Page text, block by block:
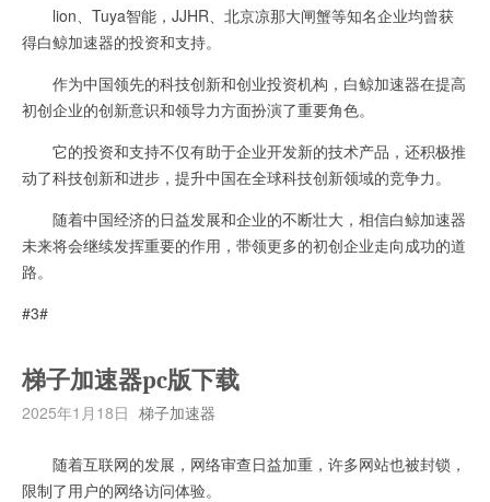
lion、Tuya智能，JJHR、北京凉那大闸蟹等知名企业均曾获
得白鲸加速器的投资和支持。
作为中国领先的科技创新和创业投资机构，白鲸加速器在提高
初创企业的创新意识和领导力方面扮演了重要角色。
它的投资和支持不仅有助于企业开发新的技术产品，还积极推
动了科技创新和进步，提升中国在全球科技创新领域的竞争力。
随着中国经济的日益发展和企业的不断壮大，相信白鲸加速器
未来将会继续发挥重要的作用，带领更多的初创企业走向成功的道
路。
#3#
梯子加速器pc版下载
2025年1月18日 梯子加速器
随着互联网的发展，网络审查日益加重，许多网站也被封锁，
限制了用户的网络访问体验。